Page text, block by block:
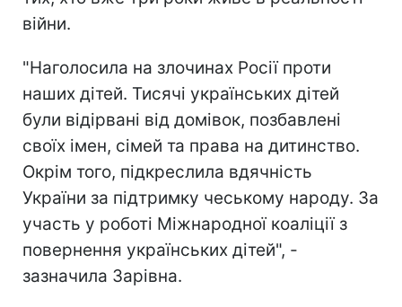
війни.
"Наголосила на злочинах Росії проти
наших дітей. Тисячі українських дітей
були відірвані від домівок, позбавлені
своїх імен, сімей та права на дитинство.
Окрім того, підкреслила вдячність
України за підтримку чеському народу. За
участь у роботі Міжнародної коаліції з
повернення українських дітей", -
зазначила Зарівна.